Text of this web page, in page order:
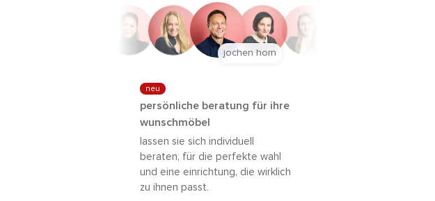
neu
persönliche beratung für ihre
wunschmöbel
lassen sie sich individuell
beraten, für die perfekte wahl
und eine einrichtung, die wirklich
zu ihnen passt.
jochen horn